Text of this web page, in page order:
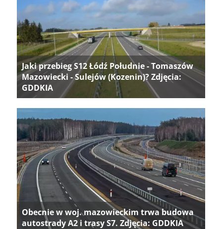
Jaki przebieg S12 Łódź Południe - Tomaszów
Mazowiecki - Sulejów (Kozenin)? Zdjęcia:
GDDKIA
Obecnie w woj. mazowieckim trwa budowa
autostrady A2 i trasy S7. Zdjęcia: GDDKIA